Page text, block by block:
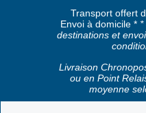
Transport offert
Envoi à domicile * *
destinations et
Livraison
ou en Point
moyenne